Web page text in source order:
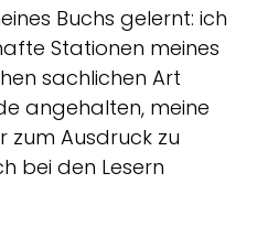
Buchs gelernt: ich
Stationen meines
sachlichen Art
angehalten, meine
zum Ausdruck zu
bei den Lesern